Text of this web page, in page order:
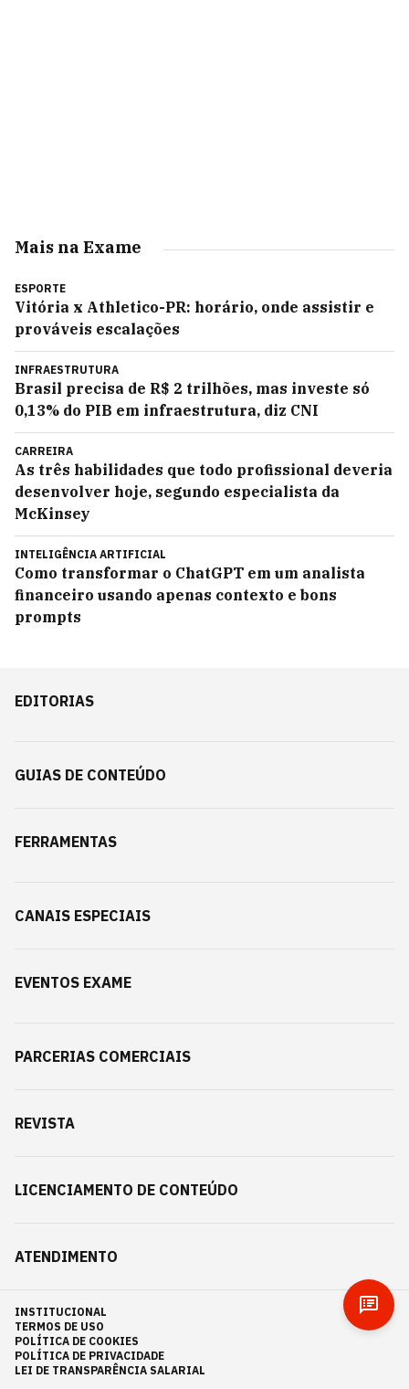
Mais na Exame
ESPORTE
Vitória x Athletico-PR: horário, onde assistir e
prováveis escalações
INFRAESTRUTURA
Brasil precisa de R$ 2 trilhões, mas investe só
0,13% do PIB em infraestrutura, diz CNI
CARREIRA
As três habilidades que todo profissional deveria
desenvolver hoje, segundo especialista da
McKinsey
INTELIGÊNCIA ARTIFICIAL
Como transformar o ChatGPT em um analista
financeiro usando apenas contexto e bons
prompts
EDITORIAS
GUIAS DE CONTEÚDO
FERRAMENTAS
CANAIS ESPECIAIS
EVENTOS EXAME
PARCERIAS COMERCIAIS
REVISTA
LICENCIAMENTO DE CONTEÚDO
ATENDIMENTO
INSTITUCIONAL
TERMOS DE USO
POLÍTICA DE COOKIES
POLÍTICA DE PRIVACIDADE
LEI DE TRANSPARÊNCIA SALARIAL